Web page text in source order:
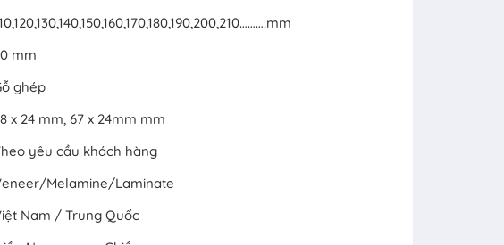
mm
ghép
x 24 mm, 67 x 24mm mm
yêu cầu khách hàng
Melamine/Laminate
Nam / Trung Quốc